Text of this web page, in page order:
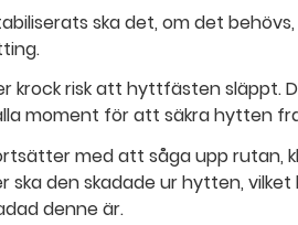
ska det, om det
krock risk att hyttfästen släppt.
moment för att säkra hytten
med att såga upp rutan,
ska den skadade ur hytten,
denne är.